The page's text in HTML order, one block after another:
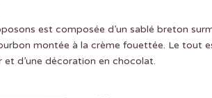
choisies
la
page
est composée d’un sablé breton
montée à la crème fouettée. Le tout
et d’une décoration en chocolat.